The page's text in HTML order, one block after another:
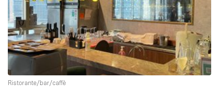
Arredamento
Ascensore
Attaccapanni
Attrezzature da ufficio
Bagni
Ristorante/bar/caffè